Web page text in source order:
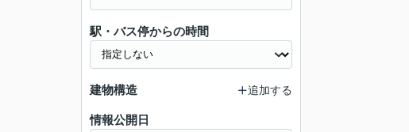
駅・バス停からの時間
建物構造 追加する
情報公開日